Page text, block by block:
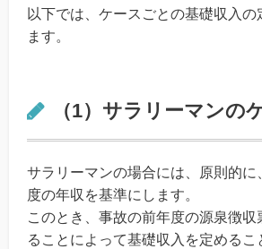
以下では、ケースごとの基礎収入の
ます。
（1）サラリーマンの
サラリーマンの場合には、原則的に
度の年収を基準にします。
このとき、事故の前年度の源泉徴収
ることによって基礎収入を定めるこ